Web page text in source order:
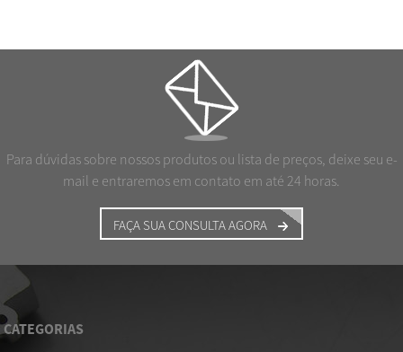
Para dúvidas sobre nossos produtos ou lista de preços, deixe seu e-
mail e entraremos em contato em até 24 horas.
FAÇA SUA CONSULTA AGORA
CATEGORIAS